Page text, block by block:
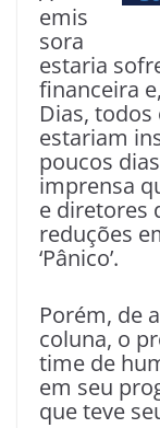
emis
sora
estaria
financeira
Dias,
estariam
poucos
imprensa
e diretores
reduções
‘Pânico’.
Porém, de
coluna, o
time de
em seu
que teve